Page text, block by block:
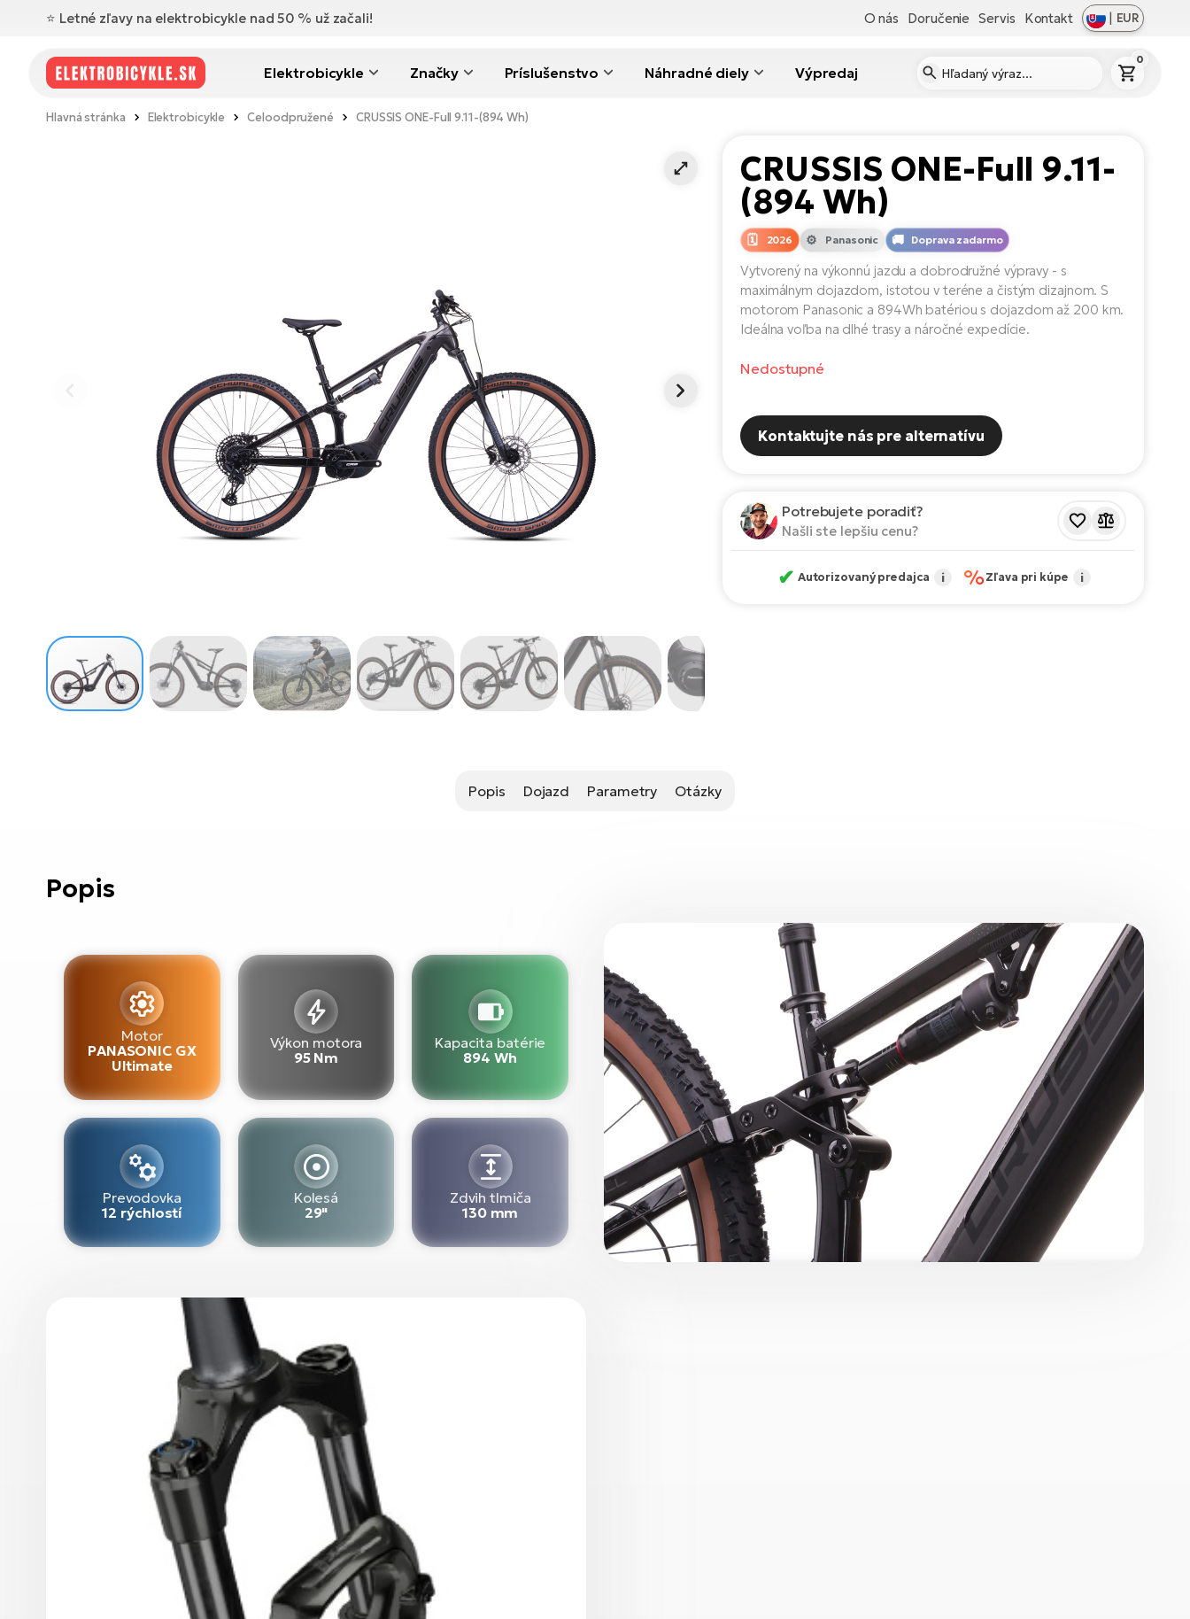
⭐️ Letné zľavy na elektrobicykle nad 50 % už začali! O nás Doručenie Servis Kontakt | EUR
Elektrobicykle Značky Príslušenstvo Náhradné diely Výpredaj
0
Hlavná stránka Elektrobicykle Celoodpružené CRUSSIS ONE-Full 9.11-(894 Wh)
CRUSSIS ONE-Full 9.11-
(894 Wh)
Panasonic
2026 Doprava zadarmo
Vytvorený na výkonnú jazdu a dobrodružné výpravy - s
maximálnym dojazdom, istotou v teréne a čistým dizajnom. S
motorom Panasonic a 894Wh batériou s dojazdom až 200 km.
Ideálna voľba na dlhé trasy a náročné expedície.
Nedostupné
Kontaktujte nás pre alternatívu
Potrebujete poradiť?
Našli ste lepšiu cenu?
✔ Autorizovaný predajca i %Zľava pri kúpe i
Popis Dojazd Parametry Otázky
Popis
Motor
PANASONIC GX
Ultimate
Výkon motora
95 Nm
Kapacita batérie
894 Wh
Prevodovka
12 rýchlostí
Kolesá
29"
Zdvih tlmiča
130 mm